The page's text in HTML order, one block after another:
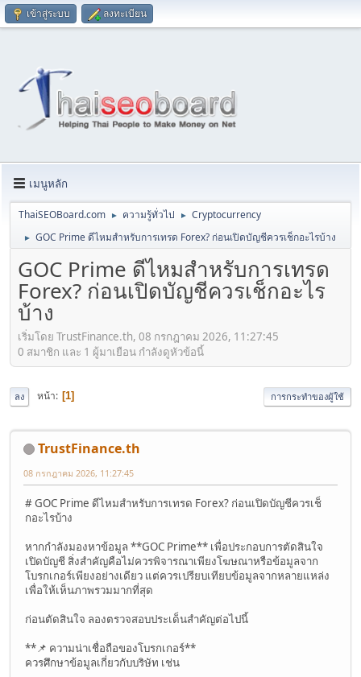
เข้าสู่ระบบ ลงทะเบียน
เมนูหลัก
ThaiSEOBoard.com ► ความรู้ทั่วไป ► Cryptocurrency
► GOC Prime ดีไหมสำหรับการเทรด Forex? ก่อนเปิดบัญชีควรเช็กอะไรบ้าง
GOC Prime ดีไหมสำหรับการเทรด
Forex? ก่อนเปิดบัญชีควรเช็กอะไร
บ้าง
เริ่มโดย TrustFinance.th, 08 กรกฎาคม 2026, 11:27:45
0 สมาชิก และ 1 ผู้มาเยือน กำลังดูหัวข้อนี้
ลง หน้า 1 การกระทำของผู้ใช้
TrustFinance.th
08 กรกฎาคม 2026, 11:27:45
# GOC Prime ดีไหมสำหรับการเทรด Forex? ก่อนเปิดบัญชีควรเช็
กอะไรบ้าง
หากกำลังมองหาข้อมูล **GOC Prime** เพื่อประกอบการตัดสินใจ
เปิดบัญชี สิ่งสำคัญคือไม่ควรพิจารณาเพียงโฆษณาหรือข้อมูลจาก
โบรกเกอร์เพียงอย่างเดียว แต่ควรเปรียบเทียบข้อมูลจากหลายแหล่ง
เพื่อให้เห็นภาพรวมมากที่สุด
ก่อนตัดสินใจ ลองตรวจสอบประเด็นสำคัญต่อไปนี้
**📌 ความน่าเชื่อถือของโบรกเกอร์**
ควรศึกษาข้อมูลเกี่ยวกับบริษัท เช่น